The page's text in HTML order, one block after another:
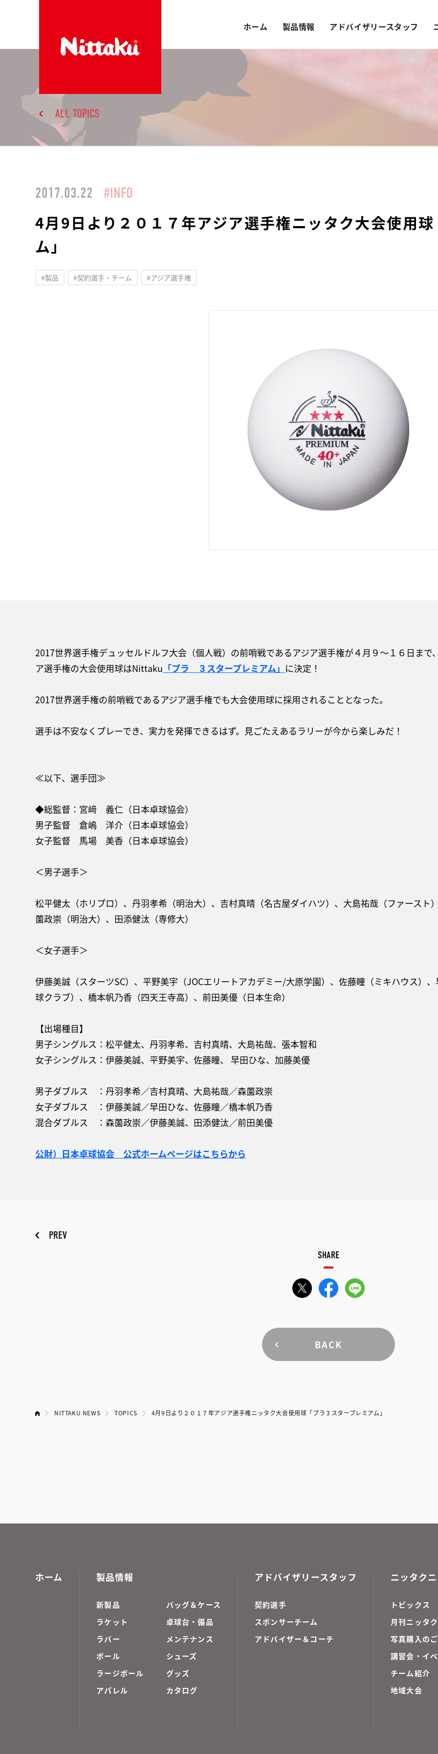
ホーム 製品情報 アドバイザリースタッフ
ALL TOPICS
2017.03.22 #INFO
4月9日より２０１７年アジア選手権ニッタク大会使用
ム」
#製品 #契約選手・チーム #アジア選手権
2017世界選手権デュッセルドルフ大会（個人戦）の前哨戦であるアジア選手権が４月９～１６日ま
ア選手権の大会使用球はNittaku 「プラ ３スタープレミアム」 に決定！
2017世界選手権の前哨戦であるアジア選手権でも大会使用球に採用されることとなった。
選手は不安なくプレーでき、実力を発揮できるはず。見ごたえあるラリーが今から楽しみだ！
≪以下、選手団≫
◆総監督：宮﨑 義仁（日本卓球協会）
男子監督 倉嶋 洋介（日本卓球協会）
女子監督 馬場 美香（日本卓球協会）
＜男子選手＞
松平健太（ホリプロ）、丹羽孝希（明治大）、吉村真晴（名古屋ダイハツ）、大島祐哉（ファースト
薗政崇（明治大）、田添健汰（専修大）
＜女子選手＞
伊藤美誠（スターツSC）、平野美宇（JOCエリートアカデミー/大原学園）、佐藤瞳（ミキハウス）
球クラブ）、橋本帆乃香（四天王寺高）、前田美優（日本生命）
【出場種目】
男子シングルス：松平健太、丹羽孝希、吉村真晴、大島祐哉、張本智和
女子シングルス：伊藤美誠、平野美宇、佐藤瞳、 早田ひな、加藤美優
男子ダブルス ：丹羽孝希／吉村真晴、大島祐哉／森薗政崇
女子ダブルス ：伊藤美誠／早田ひな、佐藤瞳／橋本帆乃香
混合ダブルス ：森薗政崇／伊藤美誠、田添健汰／前田美優
公財）日本卓球協会 公式ホームページはこちらから
PREV
SHARE
BACK
NITTAKU NEWS TOPICS 4月9日より２０１７年アジア選手権ニッタク大会使用球「プラ３スタープレミアム」
ホーム 製品情報
新製品
バッグ＆ケース
ラケット
卓球台・備品
ラバー
メンテナンス
ボール
シューズ
ラージボール
グッズ
アパレル
カタログ
アドバイザリースタッフ
契約選手
スポンサーチーム
アドバイザー＆コーチ
ニッタク
トピックス
月刊ニッタ
写真購入の
講習会・イ
チーム紹介
地域大会